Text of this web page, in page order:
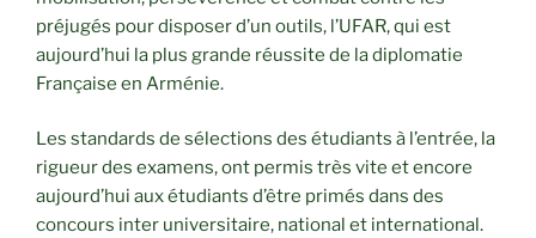
préjugés pour disposer d’un outils, l’UFAR, qui est
aujourd’hui la plus grande réussite de la diplomatie
Française en Arménie.
Les standards de sélections des étudiants à l’entrée, la
rigueur des examens, ont permis très vite et encore
aujourd’hui aux étudiants d’être primés dans des
concours inter universitaire, national et international.